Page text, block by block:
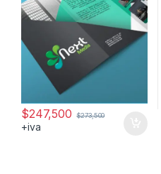
$247,500 $273,500
+iva